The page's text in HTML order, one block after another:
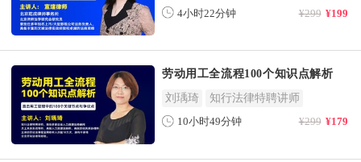
4小时22分钟 ¥299 ¥199
劳动用工全流程100个知识点解析
刘瑀琦 知行法律特聘讲师
10小时49分钟 ¥299 ¥179